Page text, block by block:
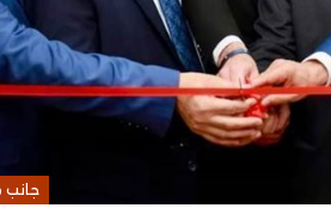
جانب